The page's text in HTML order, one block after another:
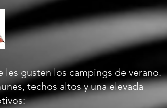
les gusten los campings de verano.
techos altos y una elevada